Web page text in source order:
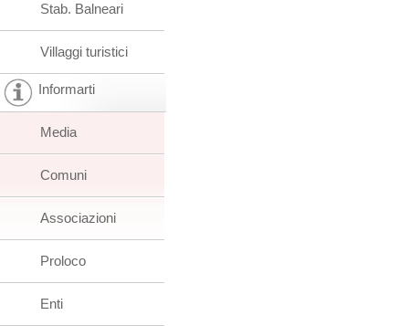
Stab. Balneari
Villaggi turistici
Informarti
Media
Comuni
Associazioni
Proloco
Enti